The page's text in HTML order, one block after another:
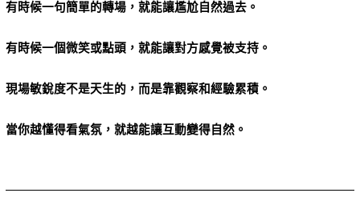
有時候一句簡單的轉場，就能讓尷尬自然過去。
有時候一個微笑或點頭，就能讓對方感覺被支持。
現場敏銳度不是天生的，而是靠觀察和經驗累積。
當你越懂得看氣氛，就越能讓互動變得自然。